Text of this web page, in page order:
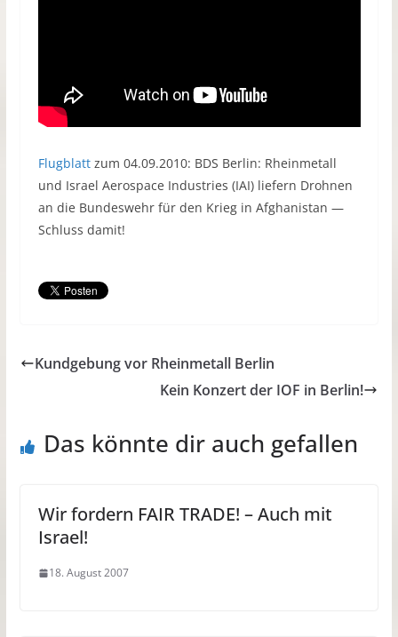
Flugblatt zum 04.09.2010: BDS Berlin: Rheinmetall
und Israel Aerospace Industries (IAI) liefern Drohnen
an die Bundeswehr für den Krieg in Afghanistan —
Schluss damit!
Kundgebung vor Rheinmetall Berlin
Kein Konzert der IOF in Berlin!
Das könnte dir auch gefallen
Wir fordern FAIR TRADE! – Auch mit
Israel!
18. August 2007